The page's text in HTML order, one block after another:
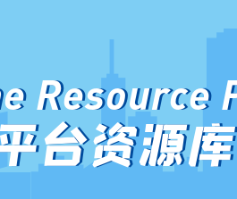
Resource
台资源库